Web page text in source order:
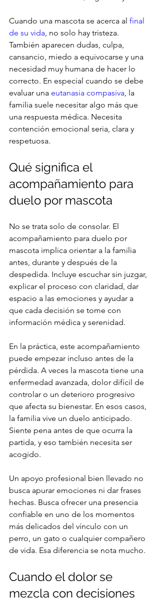
Cuando una mascota se acerca al final
de su vida, no solo hay tristeza.
También aparecen dudas, culpa,
cansancio, miedo a equivocarse y una
necesidad muy humana de hacer lo
correcto. En especial cuando se debe
evaluar una eutanasia compasiva, la
familia suele necesitar algo más que
una respuesta médica. Necesita
contención emocional seria, clara y
respetuosa.
Qué significa el
acompañamiento para
duelo por mascota
No se trata solo de consolar. El
acompañamiento para duelo por
mascota implica orientar a la familia
antes, durante y después de la
despedida. Incluye escuchar sin juzgar,
explicar el proceso con claridad, dar
espacio a las emociones y ayudar a
que cada decisión se tome con
información médica y serenidad.
En la práctica, este acompañamiento
puede empezar incluso antes de la
pérdida. A veces la mascota tiene una
enfermedad avanzada, dolor difícil de
controlar o un deterioro progresivo
que afecta su bienestar. En esos casos,
la familia vive un duelo anticipado.
Siente pena antes de que ocurra la
partida, y eso también necesita ser
acogido.
Un apoyo profesional bien llevado no
busca apurar emociones ni dar frases
hechas. Busca ofrecer una presencia
confiable en uno de los momentos
más delicados del vínculo con un
perro, un gato o cualquier compañero
de vida. Esa diferencia se nota mucho.
Cuando el dolor se
mezcla con decisiones